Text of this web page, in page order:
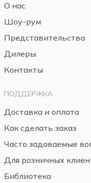
О нас
Шоу-рум
Представительства
Дилеры
Контакты
ПОДДЕРЖКА
Доставка и оплата
Как сделать заказ
Часто задаваемые
Для розничных
Библиотека